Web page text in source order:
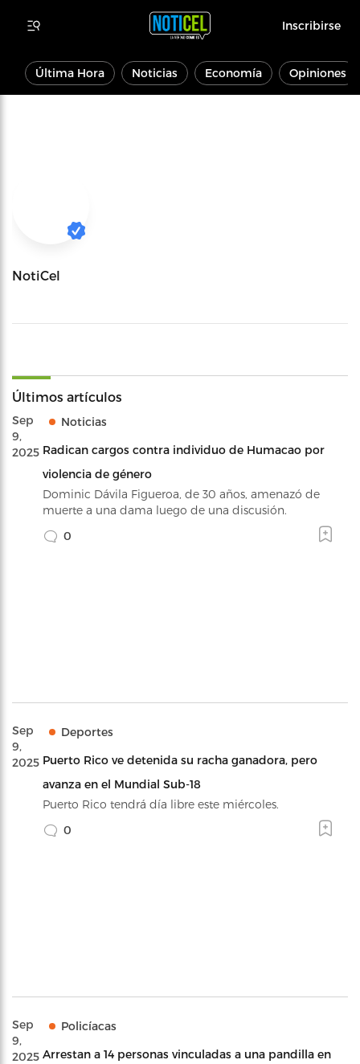
Inscribirse
Última Hora Noticias Economía Opiniones
NotiCel
Últimos artículos
Sep
9,
2025
Noticias
Radican cargos contra individuo de Humacao por
violencia de género
Dominic Dávila Figueroa, de 30 años, amenazó de
muerte a una dama luego de una discusión.
0
Sep
9,
2025
Deportes
Puerto Rico ve detenida su racha ganadora, pero
avanza en el Mundial Sub-18
Puerto Rico tendrá día libre este miércoles.
0
Sep
9,
2025
Policíacas
Arrestan a 14 personas vinculadas a una pandilla en